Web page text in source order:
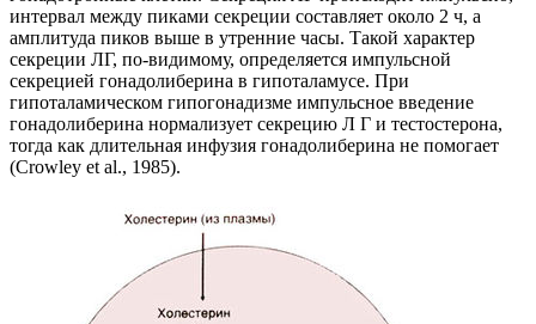
интервал между пиками секреции составляет около 2 ч, а
амплитуда пиков выше в утренние часы. Такой характер
секреции ЛГ, по-видимому, определяется импульсной
секрецией гонадолиберина в гипоталамусе. При
гипоталамическом гипогонадизме импульсное введение
гонадолиберина нормализует секрецию Л Г и тестостерона,
тогда как длительная инфузия гонадолиберина не помогает
(Crowley et al., 1985).